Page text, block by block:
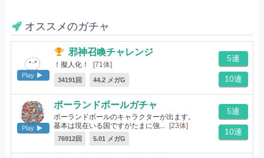
オススメのガチャ
Play
邪神召喚チャレンジ
！擬人化！ [71体]
34191回 44.2 メガG
5連
10連
Play
ポーランドボールガチャ
ポーランドボールのキャラクターが出ます。
基本は現在いる国ですがたまに強...
[23体]
76912回 5.01 メガG
5連
10連